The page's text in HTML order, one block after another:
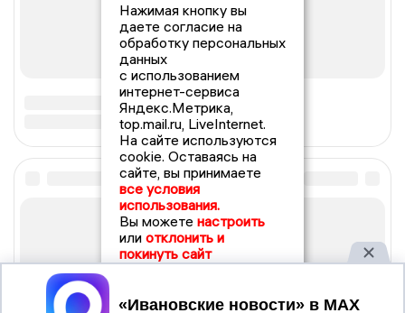
Нажимая кнопку вы
даете согласие на
обработку персональных
данных
с использованием
интернет-сервиса
Яндекс.Метрика,
top.mail.ru, LiveInternet.
На сайте используются
cookie. Оставаясь на
сайте, вы принимаете
все условия
использования.
Вы можете настроить
или отклонить и
покинуть сайт
Принять